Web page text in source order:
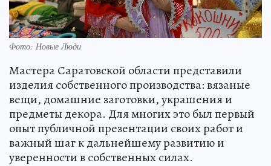
Фото: Новые Люди
Мастера Саратовской области представили
изделия собственного производства: вязаные
вещи, домашние заготовки, украшения и
предметы декора. Для многих это был первый
опыт публичной презентации своих работ и
важный шаг к дальнейшему развитию и
уверенности в собственных силах.